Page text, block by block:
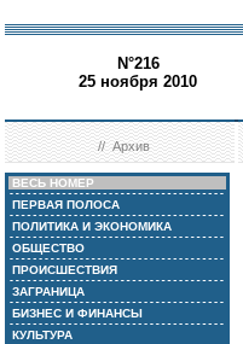
N°216
25 ноября 2010
//Архив
ВЕСЬ НОМЕР
ПЕРВАЯ ПОЛОСА
ПОЛИТИКА И ЭКОНОМИКА
ОБЩЕСТВО
ПРОИСШЕСТВИЯ
ЗАГРАНИЦА
БИЗНЕС И ФИНАНСЫ
КУЛЬТУРА